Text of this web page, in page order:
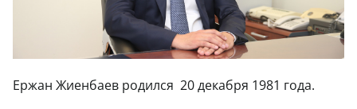
Ержан Жиенбаев родился 20 декабря 1981 года.